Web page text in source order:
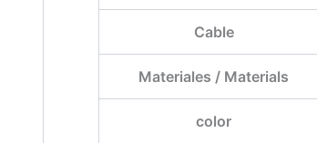
Cable
Materiales / Materials
color